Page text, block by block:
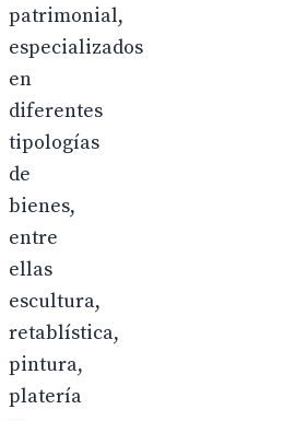
patrimonial,
especializados
en
diferentes
tipologías
de
bienes,
entre
ellas
escultura,
retablística,
pintura,
platería